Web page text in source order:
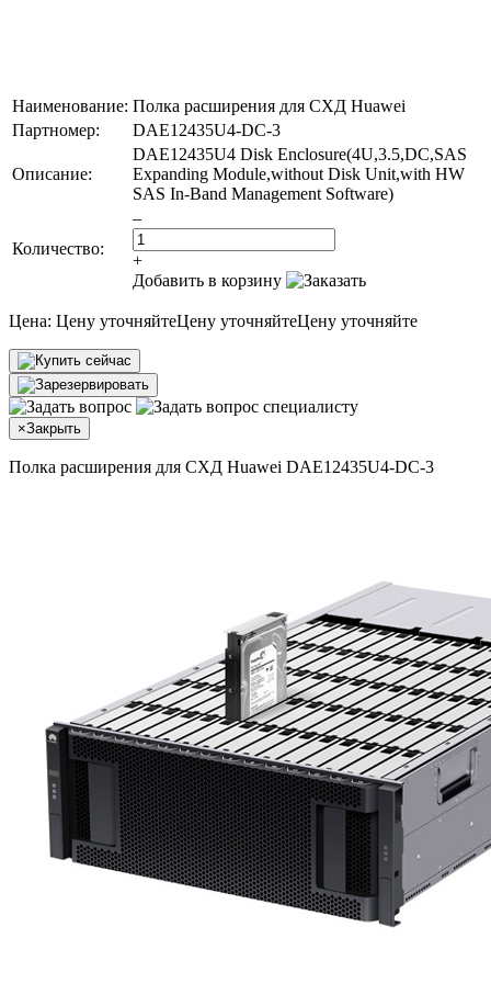
Наименование: Полка расширения для СХД Huawei
Партномер:
DAE12435U4-DC-3
Описание:
DAE12435U4 Disk Enclosure(4U,3.5,DC,SAS
Expanding Module,without Disk Unit,with HW
SAS In-Band Management Software)
Количество:
–
+
Добавить в корзину
Цена: Цену уточняйтеЦену уточняйтеЦену уточняйте
×Закрыть
Полка расширения для СХД Huawei DAE12435U4-DC-3